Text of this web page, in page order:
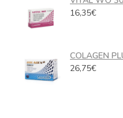
16,35€
COLAGEN
26,75€